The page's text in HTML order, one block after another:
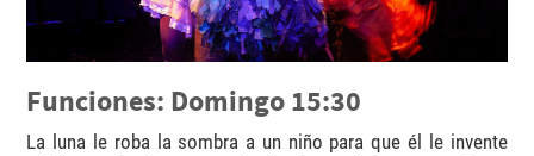
Funciones: Domingo 15:30
La luna le roba la sombra a un niño para que él le invente